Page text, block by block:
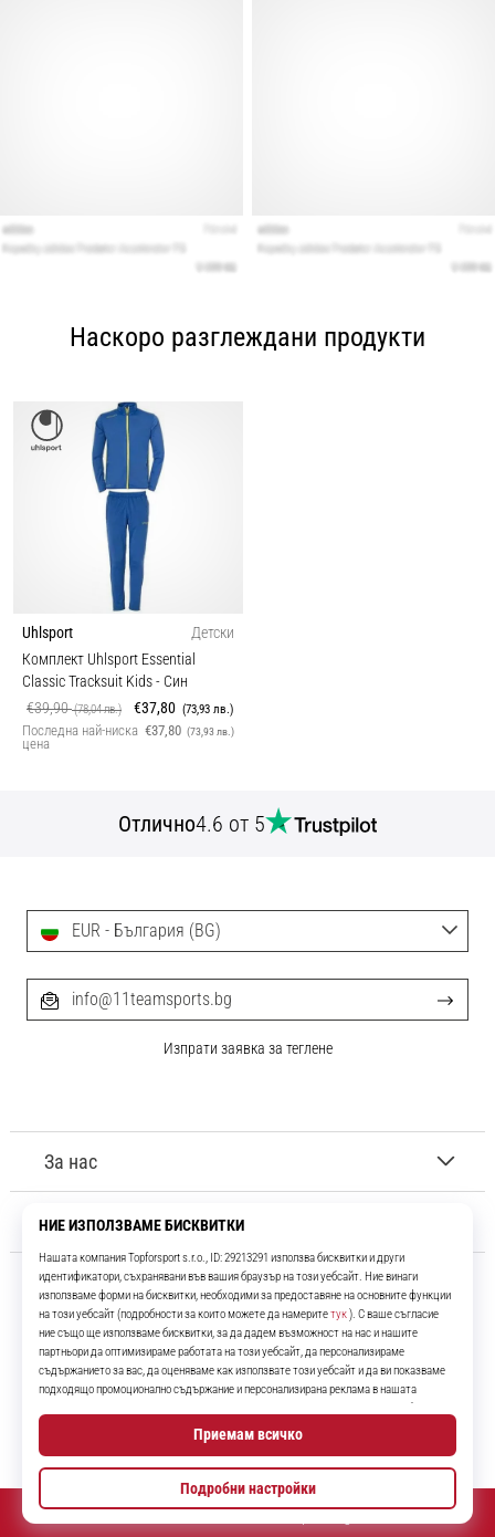
Наскоро разглеждани продукти
Uhlsport
Детски
Комплект Uhlsport Essential
Classic Tracksuit Kids- Син
€39,90(78,04 лв.) €37,80 (73,93 лв.)
Последна най-ниска
цена
€37,80 (73,93 лв.)
Отлично4.6 от 5
11teamsports.bg
Повече от 16 години ние сме ваши съотборници, представяйки ви
най-добрите и най-новите футболни продукти.
InstagramYouTube
За нас
Обслужване на клиенти
EUR - България (BG)
info@11teamsports.bg
Изпрати заявка за теглене